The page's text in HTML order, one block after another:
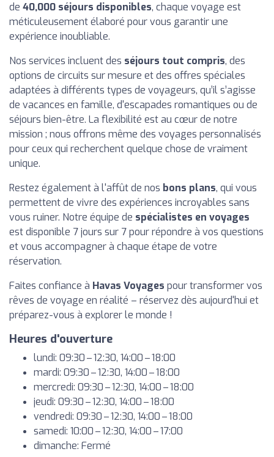
de 40,000 séjours disponibles, chaque voyage est
méticuleusement élaboré pour vous garantir une
expérience inoubliable.
Nos services incluent des séjours tout compris, des
options de circuits sur mesure et des offres spéciales
adaptées à différents types de voyageurs, qu’il s’agisse
de vacances en famille, d'escapades romantiques ou de
séjours bien-être. La flexibilité est au cœur de notre
mission ; nous offrons même des voyages personnalisés
pour ceux qui recherchent quelque chose de vraiment
unique.
Restez également à l'affût de nos bons plans, qui vous
permettent de vivre des expériences incroyables sans
vous ruiner. Notre équipe de spécialistes en voyages
est disponible 7 jours sur 7 pour répondre à vos questions
et vous accompagner à chaque étape de votre
réservation.
Faites confiance à Havas Voyages pour transformer vos
rêves de voyage en réalité – réservez dès aujourd'hui et
préparez-vous à explorer le monde !
Heures d'ouverture
lundi: 09:30 – 12:30, 14:00 – 18:00
mardi: 09:30 – 12:30, 14:00 – 18:00
mercredi: 09:30 – 12:30, 14:00 – 18:00
jeudi: 09:30 – 12:30, 14:00 – 18:00
vendredi: 09:30 – 12:30, 14:00 – 18:00
samedi: 10:00 – 12:30, 14:00 – 17:00
dimanche: Fermé